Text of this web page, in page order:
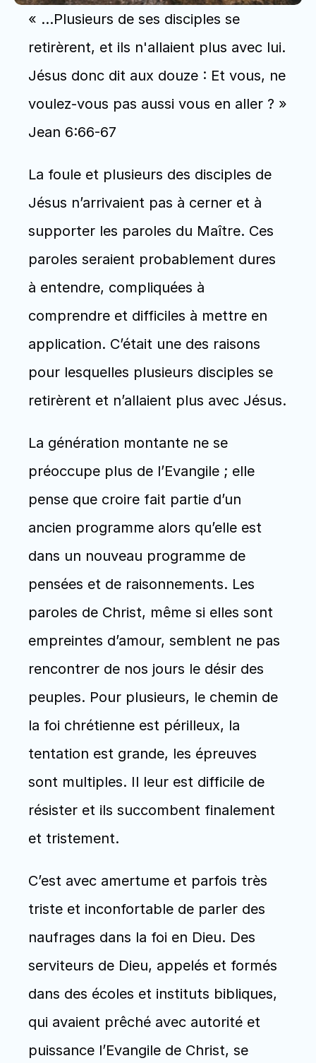
« …Plusieurs de ses disciples se
retirèrent, et ils n'allaient plus avec lui.
Jésus donc dit aux douze : Et vous, ne
voulez-vous pas aussi vous en aller ? »
Jean 6:66-67
La foule et plusieurs des disciples de
Jésus n’arrivaient pas à cerner et à
supporter les paroles du Maître. Ces
paroles seraient probablement dures
à entendre, compliquées à
comprendre et difficiles à mettre en
application. C’était une des raisons
pour lesquelles plusieurs disciples se
retirèrent et n’allaient plus avec Jésus.
La génération montante ne se
préoccupe plus de l’Evangile ; elle
pense que croire fait partie d’un
ancien programme alors qu’elle est
dans un nouveau programme de
pensées et de raisonnements. Les
paroles de Christ, même si elles sont
empreintes d’amour, semblent ne pas
rencontrer de nos jours le désir des
peuples. Pour plusieurs, le chemin de
la foi chrétienne est périlleux, la
tentation est grande, les épreuves
sont multiples. Il leur est difficile de
résister et ils succombent finalement
et tristement.
C’est avec amertume et parfois très
triste et inconfortable de parler des
naufrages dans la foi en Dieu. Des
serviteurs de Dieu, appelés et formés
dans des écoles et instituts bibliques,
qui avaient prêché avec autorité et
puissance l’Evangile de Christ, se